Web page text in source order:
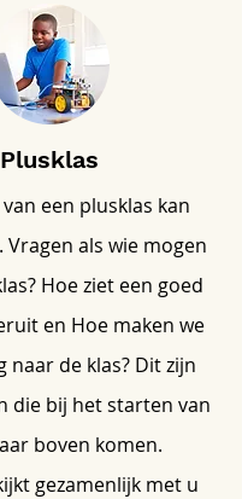
Plusklas
een plusklas kan
Vragen als wie mogen
Hoe ziet een goed
en Hoe maken we
naar de klas? Dit zijn
die bij het starten van
boven komen.
gezamenlijk met u